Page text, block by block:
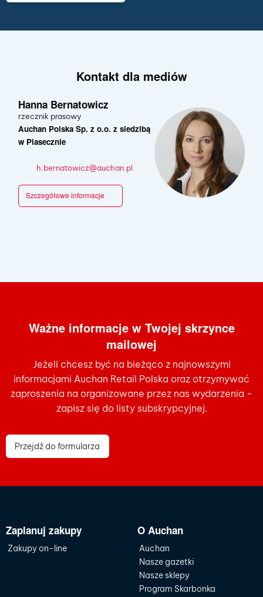
produktach i
Kontakt dla mediów
Hanna Bernatowicz
rzecznik prasowy
Auchan Polska Sp. z o.o. z siedzibą
w Piasecznie
h.bernatowicz@auchan.pl
Szczegółowe informacje
Ważne informacje w Twojej skrzynce
mailowej
Jeżeli chcesz być na bieżąco z najnowszymi
informacjami Auchan Retail Polska oraz otrzymywać
zaproszenia na organizowane przez nas wydarzenia -
zapisz się do listy subskrypcyjnej.
Przejdź do formularza
Zaplanuj zakupy
Zakupy on-line
O Auchan
Auchan
Nasze gazetki
Nasze sklepy
Program Skarbonka